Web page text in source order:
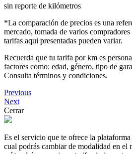
sin reporte de kilómetros
*La comparación de precios es una
mercado, tomada de varios
tarifas aqui presentadas pueden variar.
Recuerda que tu tarifa por km es
factores como: edad, género, tipo de
Consulta términos y condiciones.
Previous
Next
Cerrar
Es el servicio que te ofrece la plataforma
cual podrás cambiar de modalidad en el